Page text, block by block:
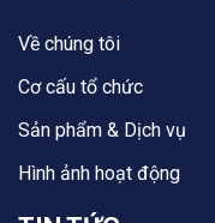
Về chúng tôi
Cơ cấu tổ chức
Sản phẩm & Dịch vụ
Hình ảnh hoạt động